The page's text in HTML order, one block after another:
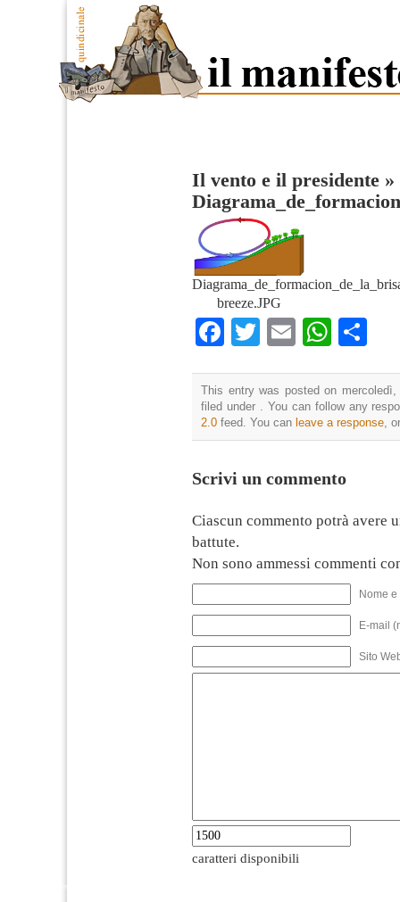
Il vento e il presidente »
breeze.JPG
Facebook
TwitterEmail
This entry was posted on
filed under . You can follow any
2.0 feed. You can leave a response,
Scrivi un commento
Ciascun commento potrà avere
battute.
Non sono ammessi commenti
Nome
E-mail
Sito
caratteri disponibili